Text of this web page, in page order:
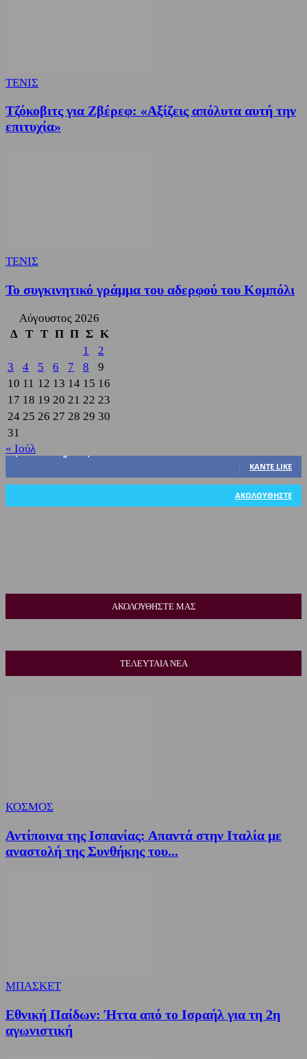
ΤΕΝΙΣ
Τζόκοβιτς για Ζβέρεφ: «Αξίζεις απόλυτα αυτή την
επιτυχία»
ΤΕΝΙΣ
Το συγκινητικό γράμμα του αδερφού του Κομπόλι
Αύγουστος 2026
Δ
Τ Τ Π Π Σ Κ
1
2
3
4 5 6 7 8
9
10 11 12 13 14 15 16
17 18 19 20 21 22 23
24 25 26 27 28 29 30
31
« Ιούλ
3,822
ΚΆΝΤΕ LIKE
ΑΚΟΛΟΥΘΉΣΤΕ
ΑΚΟΛΟΥΘΗΣΤΕ ΜΑΣ
ΤΕΛΕΥΤΑΙΑ ΝΕΑ
ΚΟΣΜΟΣ
Αντίποινα της Ισπανίας: Απαντά στην Ιταλία με
αναστολή της Συνθήκης του...
ΜΠΑΣΚΕΤ
Εθνική Παίδων: Ήττα από το Ισραήλ για τη 2η
αγωνιστική